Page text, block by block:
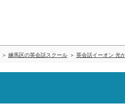
練馬区の英会話スクール 英会話イーオン 光